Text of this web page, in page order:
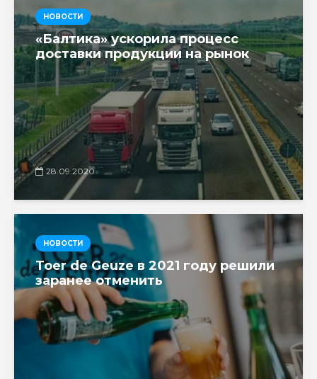
НОВОСТИ
«Балтика» ускорила процесс
доставки продукции на рынок
28.09.2020
НОВОСТИ
Toer de Geuze в 2021 году решили
заранее отменить